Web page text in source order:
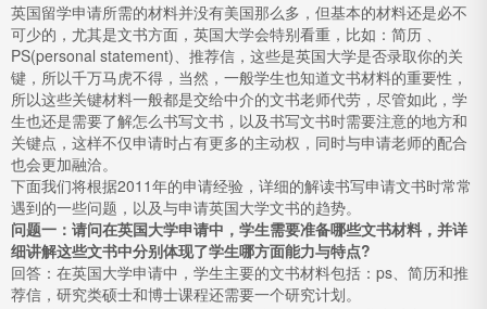
英国留学申请所需的材料并没有美国那么多，但基本的材料还是必不
可少的，尤其是文书方面，英国大学会特别看重，比如：简历 、
PS(personal statement)、推荐信，这些是英国大学是否录取你的关
键，所以千万马虎不得，当然，一般学生也知道文书材料的重要性，
所以这些关键材料一般都是交给中介的文书老师代劳，尽管如此，学
生也还是需要了解怎么书写文书，以及书写文书时需要注意的地方和
关键点，这样不仅申请时占有更多的主动权，同时与申请老师的配合
也会更加融洽。
下面我们将根据2011年的申请经验，详细的解读书写申请文书时常常
遇到的一些问题，以及与申请英国大学文书的趋势。
问题一：请问在英国大学申请中，学生需要准备哪些文书材料，并详
细讲解这些文书中分别体现了学生哪方面能力与特点?
回答：在英国大学申请中，学生主要的文书材料包括：ps、简历和推
荐信，研究类硕士和博士课程还需要一个研究计划。